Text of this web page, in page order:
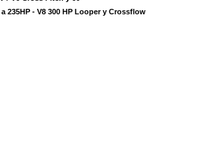
a 235HP - V8 300 HP Looper y Crossflow